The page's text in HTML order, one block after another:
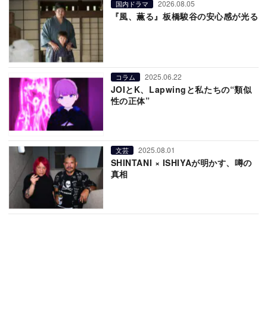
国内ドラマ 2026.08.05
『風、薫る』板橋駿谷の安心感が光る
コラム 2025.06.22
JOIとK、Lapwingと私たちの“類似
性の正体”
文芸 2025.08.01
SHINTANI × ISHIYAが明かす、噂の
真相